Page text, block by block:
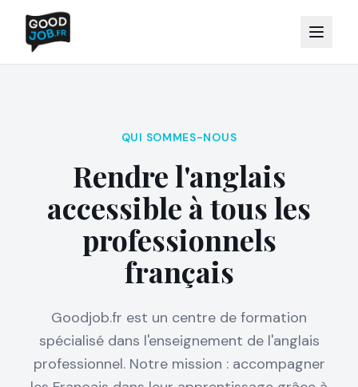
QUI SOMMES-NOUS
Rendre l'anglais
accessible à tous les
professionnels
français
Goodjob.fr est un centre de formation
spécialisé dans l'enseignement de l'anglais
professionnel. Notre mission : accompagner